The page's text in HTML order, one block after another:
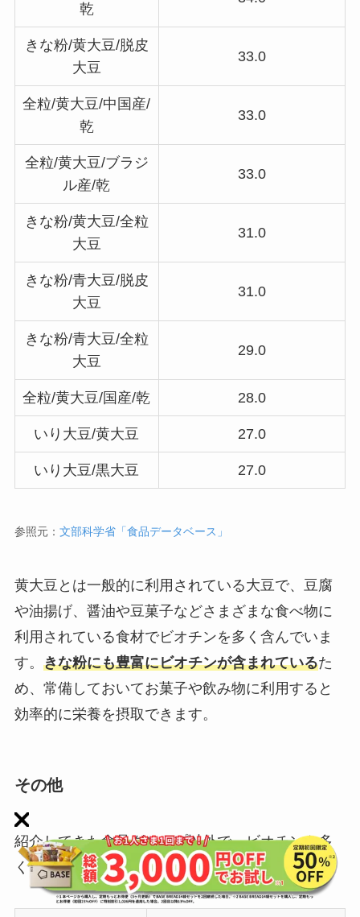
乾
きな粉/黄大豆/脱皮
大豆
33.0
全粒/黄大豆/中国産/
乾
33.0
全粒/黄大豆/ブラジ
ル産/乾
33.0
きな粉/黄大豆/全粒
大豆
31.0
きな粉/青大豆/脱皮
大豆
31.0
きな粉/青大豆/全粒
大豆
29.0
全粒/黄大豆/国産/乾 28.0
いり大豆/黄大豆 27.0
いり大豆/黒大豆 27.0
参照元： 文部科学省「食品データベース」
黄大豆とは一般的に利用されている大豆で、豆腐
や油揚げ、醤油や豆菓子などさまざまな食べ物に
利用されている食材でビオチンを多く含んでいま
す。 きな粉にも豊富にビオチンが含まれているた
め、常備しておいてお菓子や飲み物に利用すると
効率的に栄養を摂取できます。
その他
紹介してきた食品グループ以外で、ビオチンを多
く含む食材は次のとおりです。